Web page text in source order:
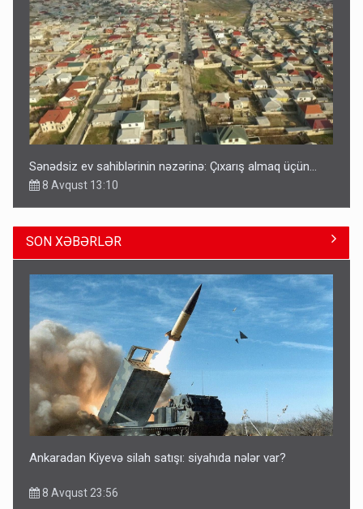
Sənədsiz ev sahiblərinin nəzərinə: Çıxarış almaq üçün...
8 Avqust 13:10
Azərbaycan bundan hər il 3 milyard dollar qazanacaq
8 Avqust 23:33
SON XƏBƏRLƏR
Ankaradan Kiyevə silah satışı: siyahıda nələr var?
8 Avqust 23:56